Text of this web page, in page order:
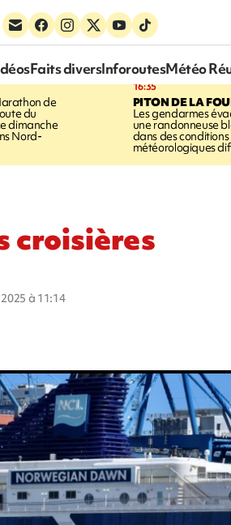
Faits diversInforoutesMétéo
de
du
dimanche
Nord-
16:35
PITON DE LA
Les gendarmes
une randonneuse
dans des conditions
météorologiques
croisières
à 11:14